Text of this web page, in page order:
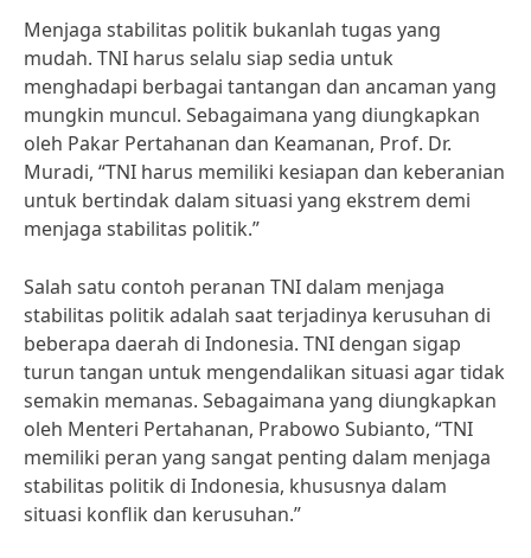
Menjaga stabilitas politik bukanlah tugas yang
mudah. TNI harus selalu siap sedia untuk
menghadapi berbagai tantangan dan ancaman yang
mungkin muncul. Sebagaimana yang diungkapkan
oleh Pakar Pertahanan dan Keamanan, Prof. Dr.
Muradi, “TNI harus memiliki kesiapan dan keberanian
untuk bertindak dalam situasi yang ekstrem demi
menjaga stabilitas politik.”
Salah satu contoh peranan TNI dalam menjaga
stabilitas politik adalah saat terjadinya kerusuhan di
beberapa daerah di Indonesia. TNI dengan sigap
turun tangan untuk mengendalikan situasi agar tidak
semakin memanas. Sebagaimana yang diungkapkan
oleh Menteri Pertahanan, Prabowo Subianto, “TNI
memiliki peran yang sangat penting dalam menjaga
stabilitas politik di Indonesia, khususnya dalam
situasi konflik dan kerusuhan.”